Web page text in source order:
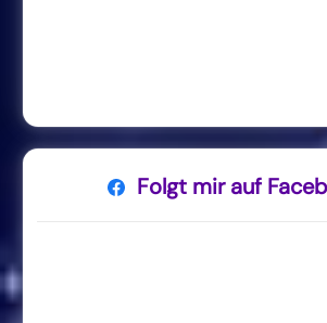
Folgt mir auf